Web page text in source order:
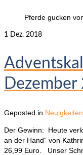
Pferde gucken
1 Dez. 2018
Dezember
Geposted in Neuigkeiten
Der Gewinn: Heute
an der Hand“ von
26,99 Euro. Unser